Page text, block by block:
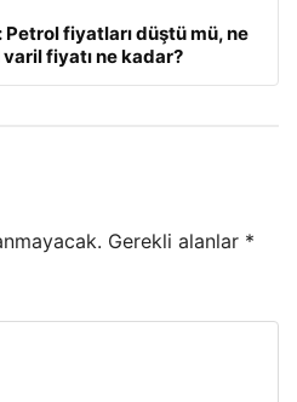
Petrol fiyatları düştü mü, ne
fiyatı ne kadar?
Gerekli alanlar *